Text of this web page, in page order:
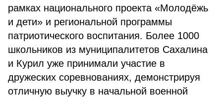
рамках национального проекта «Молодёжь
и дети» и региональной программы
патриотического воспитания. Более 1000
школьников из муниципалитетов Сахалина
и Курил уже принимали участие в
дружеских соревнованиях, демонстрируя
отличную выучку в начальной военной